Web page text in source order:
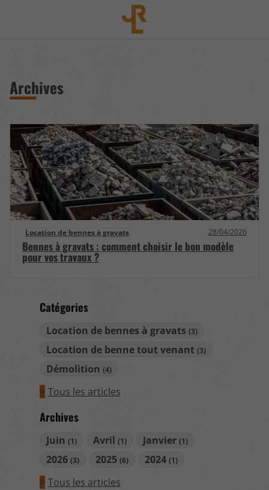
Catégories
Location de bennes à gravats (3)
Location de benne tout venant (3)
Démolition (4)
Tous les articles
Archives
Juin (1) Avril(1) Janvier(1)
2026 (3) 2025(6) 2024(1)
Tous les articles
Archives
Location de bennes à gravats 28/04/2026
Bennes à gravats : comment choisir le bon modèle
pour vos travaux ?